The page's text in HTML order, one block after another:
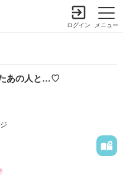
メニュー
ログイン
あの人と…♡